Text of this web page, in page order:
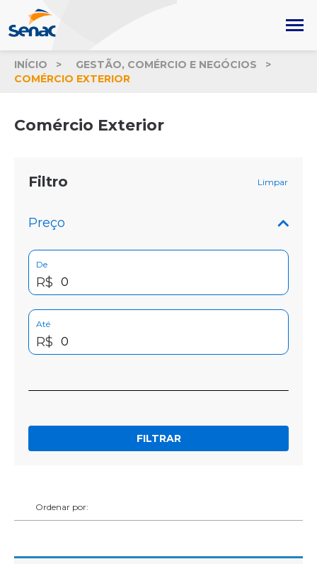
INÍCIO
GESTÃO, COMÉRCIO E NEGÓCIOS
COMÉRCIO EXTERIOR
Comércio Exterior
Filtro Limpar
Preço
De
R$
Até
R$
FILTRAR
Ordenar por: